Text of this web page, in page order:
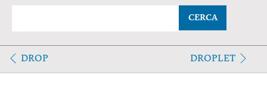
CERCA
DROP DROPLET